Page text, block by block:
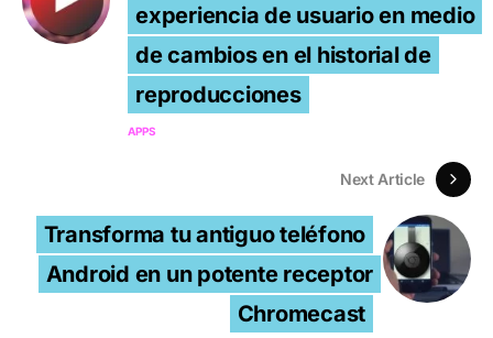
experiencia de usuario en medio
de cambios en el historial de
reproducciones
APPS
Next Article
Transforma tu antiguo teléfono
Android en un potente receptor
Chromecast